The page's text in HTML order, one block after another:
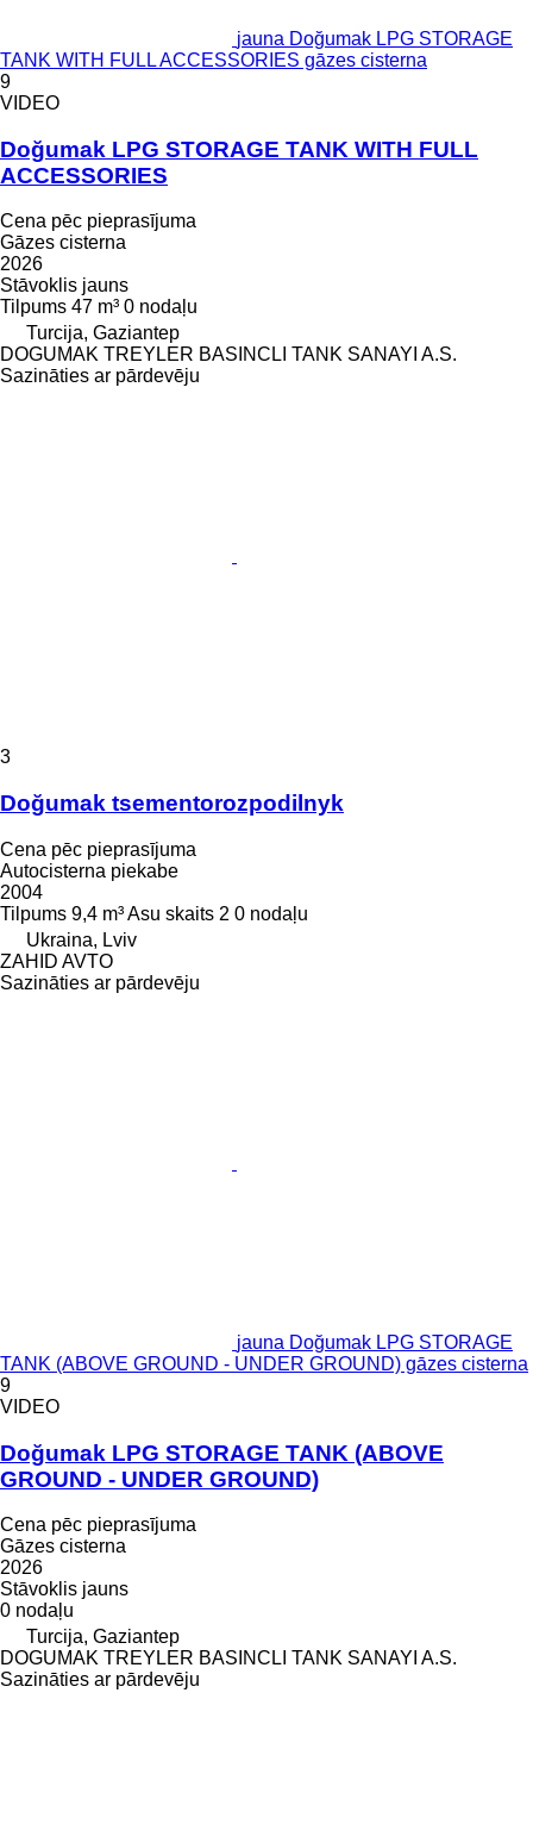
jauna Doğumak LPG STORAGE
TANK WITH FULL ACCESSORIES gāzes cisterna
9
VIDEO
Doğumak LPG STORAGE TANK WITH FULL
ACCESSORIES
Cena pēc pieprasījuma
Gāzes cisterna
2026
Stāvoklis jauns
Tilpums 47 m³ 0 nodaļu
Turcija, Gaziantep
DOGUMAK TREYLER BASINCLI TANK SANAYI A.S.
Sazināties ar pārdevēju
3
Doğumak tsementorozpodilnyk
Cena pēc pieprasījuma
Autocisterna piekabe
2004
Tilpums 9,4 m³Asu skaits 2 0 nodaļu
Ukraina, Lviv
ZAHID AVTO
Sazināties ar pārdevēju
jauna Doğumak LPG STORAGE
TANK (ABOVE GROUND - UNDER GROUND) gāzes cisterna
9
VIDEO
Doğumak LPG STORAGE TANK (ABOVE
GROUND - UNDER GROUND)
Cena pēc pieprasījuma
Gāzes cisterna
2026
Stāvoklis jauns
0 nodaļu
Turcija, Gaziantep
DOGUMAK TREYLER BASINCLI TANK SANAYI A.S.
Sazināties ar pārdevēju